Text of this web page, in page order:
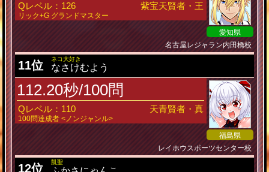
Qレベル：126 紫宝天賢者・王
リック+G グランドマスター
愛知県
名古屋レジャラン内田橋校
11位 ネコ大好き
なさけむよう
112.20秒/100問
Qレベル：110 天青賢者・真
100問達成者 <ノンジャンル>
福島県
レイホウスポーツセンター校
12位 凱聖